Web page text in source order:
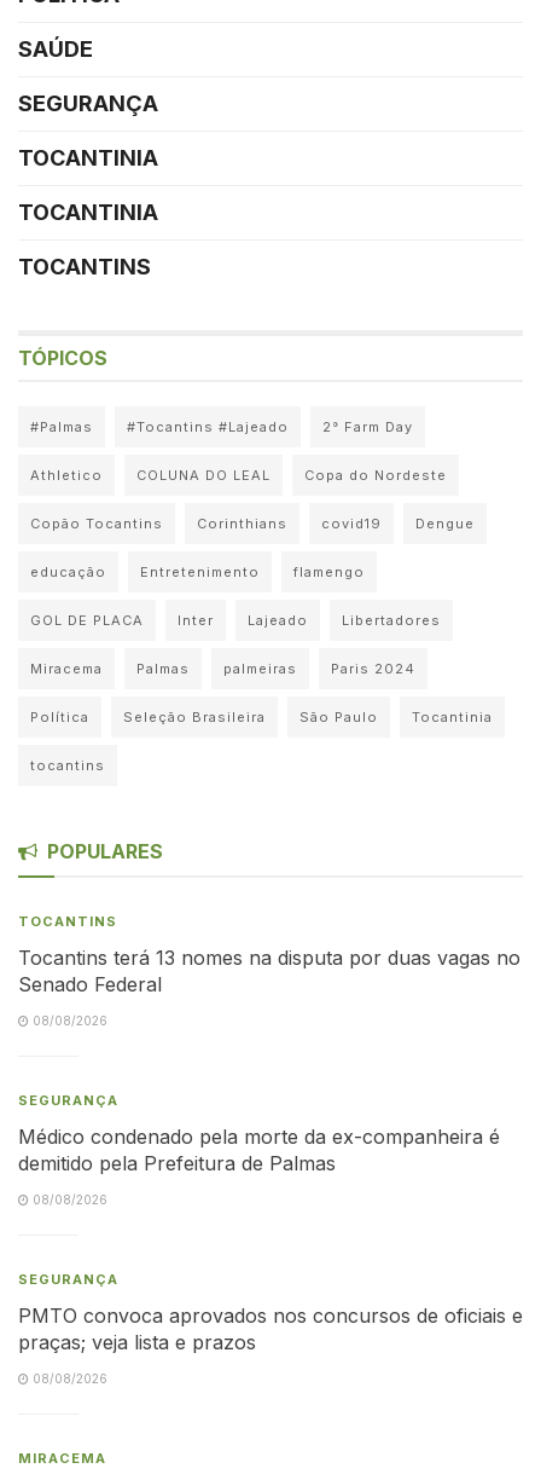
SAÚDE
SEGURANÇA
TOCANTINIA
TOCANTINIA
TOCANTINS
TÓPICOS
#Palmas #Tocantins #Lajeado 2° Farm Day
Athletico COLUNA DO LEAL Copa do Nordeste
Copão Tocantins Corinthians covid19 Dengue
educação Entretenimento flamengo
GOL DE PLACA Inter Lajeado Libertadores
Miracema Palmas palmeiras Paris 2024
Política Seleção Brasileira São Paulo Tocantinia
tocantins
POPULARES
TOCANTINS
Tocantins terá 13 nomes na disputa por duas vagas no
Senado Federal
08/08/2026
SEGURANÇA
Médico condenado pela morte da ex-companheira é
demitido pela Prefeitura de Palmas
08/08/2026
SEGURANÇA
PMTO convoca aprovados nos concursos de oficiais e
praças; veja lista e prazos
08/08/2026
MIRACEMA